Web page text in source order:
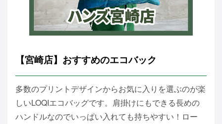
【宮崎店】おすすめのエコバック
多数のプリントデザインからお気に入りを選ぶのが楽
しいLOQIエコバッグです。肩掛けにもできる長めの
ハンドルなのでいっぱい入れても持ちやすい！ロー